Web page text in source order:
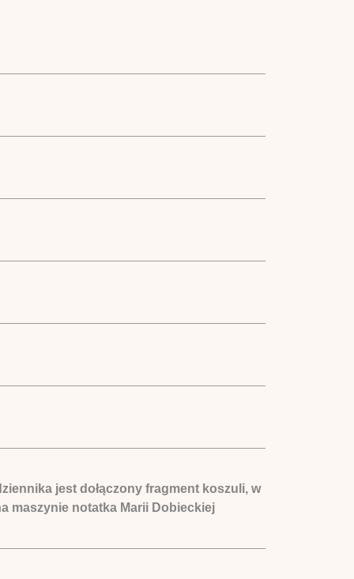
jest dołączony fragment koszuli, w
maszynie notatka Marii Dobieckiej